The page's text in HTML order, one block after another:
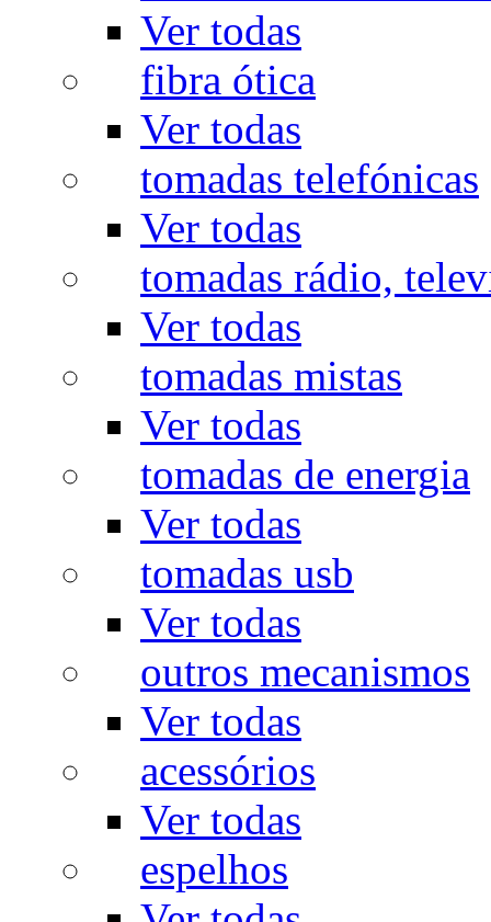
Ver todas
fibra ótica
Ver todas
tomadas telefónicas
Ver todas
tomadas rádio,
Ver todas
tomadas mistas
Ver todas
tomadas de energia
Ver todas
tomadas usb
Ver todas
outros mecanismos
Ver todas
acessórios
Ver todas
espelhos